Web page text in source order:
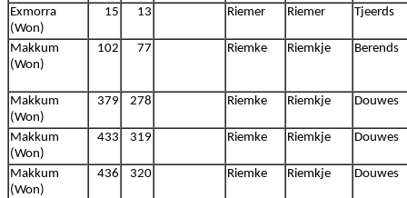
Exmorra
(Won)
15 13 Riemer Riemer Tjeerds
Makkum
(Won)
102 77 Riemke Riemkje Berends
Makkum
(Won)
379 278 Riemke Riemkje Douwes
Makkum
(Won)
433 319 Riemke Riemkje Douwes
Makkum
(Won)
436 320 Riemke Riemkje Douwes